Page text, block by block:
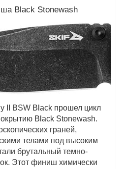
Black Stonewash
II BSW Black прошел цикл
Black Stonewash.
граней,
телами под высоким
брутальный темно-
Этот финиш химически